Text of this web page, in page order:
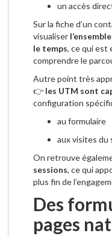
un accès
Sur la fiche d’un
visualiser
le temps, ce qui est
comprendre le
Autre point très
👉 les UTM sont
configuration
au formulaire
aux visites du
On retrouve
sessions, ce qui
plus fin de
Des
pages